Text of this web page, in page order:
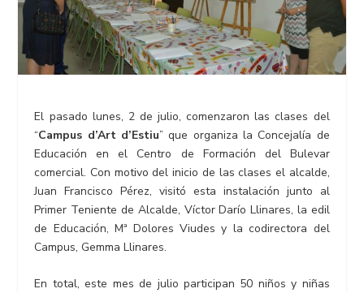
El pasado lunes, 2 de julio, comenzaron las clases del
“Campus d’Art d’Estiu” que organiza la Concejalía de
Educación en el Centro de Formación del Bulevar
comercial. Con motivo del inicio de las clases el alcalde,
Juan Francisco Pérez, visitó esta instalación junto al
Primer Teniente de Alcalde, Víctor Darío Llinares, la edil
de Educación, Mª Dolores Viudes y la codirectora del
Campus, Gemma Llinares.
En total, este mes de julio participan 50 niños y niñas